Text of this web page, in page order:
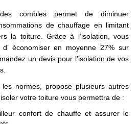
des combles permet de diminuer
de chauffage en limitant
la toiture. Grâce à l’isolation, vous
d’ économiser en moyenne 27% sur
un devis pour l’isolation de vos
normes, propose plusieurs autres
votre toiture vous permettra de :
confort de chauffe et assurer le